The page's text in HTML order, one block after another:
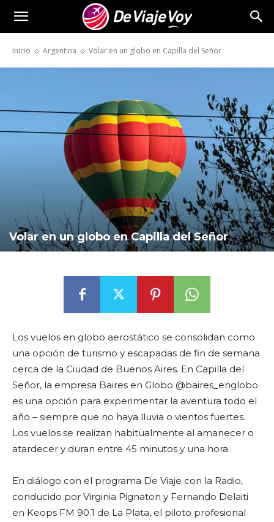
Inicio Argentina Volar en un globo en Capilla del Señor
Volar en un globo en Capilla del Señor
Los vuelos en globo aerostático se consolidan como
una opción de turismo y escapadas de fin de semana
cerca de la Ciudad de Buenos Aires. En Capilla del
Señor, la empresa Baires en Globo @baires_englobo
es una opción para experimentar la aventura todo el
año – siempre que no haya lluvia o vientos fuertes.
Los vuelos se realizan habitualmente al amanecer o
atardecer y duran entre 45 minutos y una hora.
En diálogo con el programa De Viaje con la Radio,
conducido por Virginia Pignaton y Fernando Delaiti
en Keops FM 90.1 de La Plata, el piloto profesional